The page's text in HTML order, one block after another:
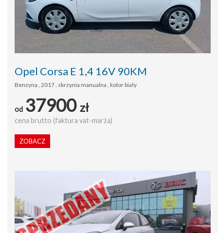
Opel Corsa E 1,4 16V 90KM
Benzyna , 2017 , skrzynia manualna , kolor biały
od 37900 zł
cena brutto (faktura vat-marża)
ZOBACZ